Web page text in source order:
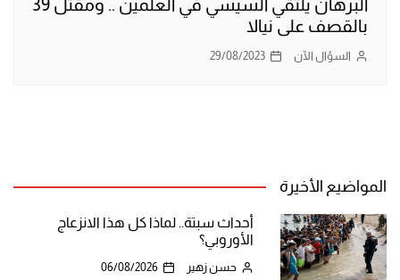
البرهان يلتقي السيسي في العلمين .. ومقتل 39
بالقصف على نيالا
السؤال الآن 29/08/2023
المواضيع الأخيرة
أحداث سبتة.. لماذا كل هذا الانزعاج
الأوروبي؟
حسن زهير 06/08/2026